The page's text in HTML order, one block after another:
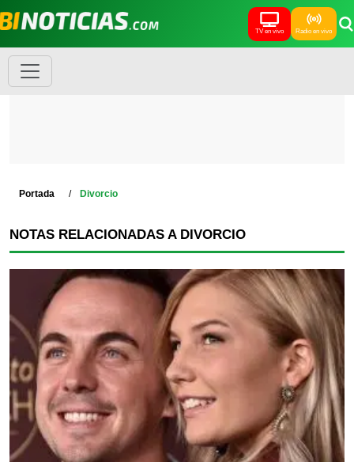
TV en vivo Radio en vivo
Portada Divorcio
NOTAS RELACIONADAS A DIVORCIO